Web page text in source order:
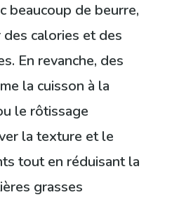
beaucoup de beurre,
calories et des
En revanche, des
la cuisson à la
le rôtissage
la texture et le
tout en réduisant la
grasses